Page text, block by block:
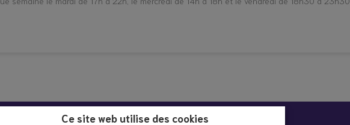
Ce site web utilise des cookies